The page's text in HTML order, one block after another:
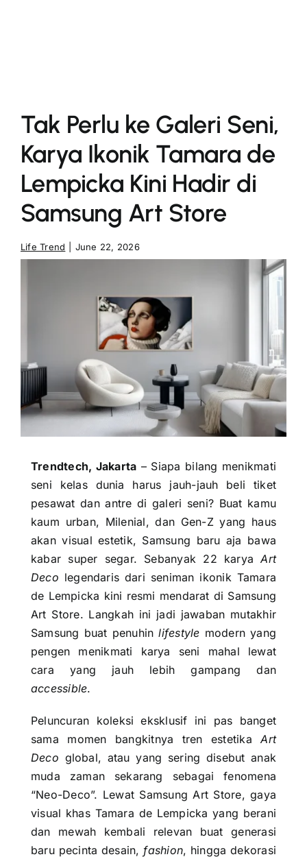
Tak Perlu ke Galeri Seni,
Karya Ikonik Tamara de
Lempicka Kini Hadir di
Samsung Art Store
Life Trend June 22, 2026
Trendtech, Jakarta – Siapa bilang menikmati
seni kelas dunia harus jauh-jauh beli tiket
pesawat dan antre di galeri seni? Buat kamu
kaum urban, Milenial, dan Gen-Z yang haus
akan visual estetik, Samsung baru aja bawa
kabar super segar. Sebanyak 22 karyaArt
Deco legendaris dari seniman ikonik Tamara
de Lempicka kini resmi mendarat di Samsung
Art Store. Langkah ini jadi jawaban mutakhir
Samsung buat penuhinlifestyle modern yang
pengen menikmati karya seni mahal lewat
cara yang jauh lebih gampang dan
accessible.
Peluncuran koleksi eksklusif ini pas banget
sama momen bangkitnya tren estetikaArt
Deco global, atau yang sering disebut anak
muda zaman sekarang sebagai fenomena
“Neo-Deco”. Lewat Samsung Art Store, gaya
visual khas Tamara de Lempicka yang berani
dan mewah kembali relevan buat generasi
baru pecinta desain,fashion, hingga dekorasi